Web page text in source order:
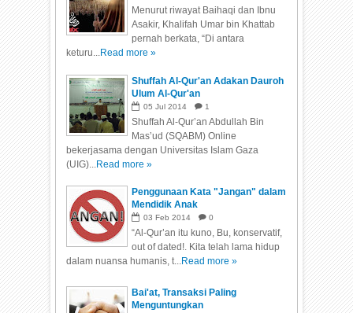
Menurut riwayat Baihaqi dan Ibnu
Asakir, Khalifah Umar bin Khattab
pernah berkata, “Di antara
keturu...Read more »
Shuffah Al-Qur'an Adakan Dauroh
Ulum Al-Qur'an
05 Jul 2014 1
Shuffah Al-Qur’an Abdullah Bin
Mas’ud (SQABM) Online
bekerjasama dengan Universitas Islam Gaza
(UIG)...Read more »
Penggunaan Kata "Jangan" dalam
Mendidik Anak
03 Feb 2014 0
“Al-Qur’an itu kuno, Bu, konservatif,
out of dated!. Kita telah lama hidup
dalam nuansa humanis, t...Read more »
Bai'at, Transaksi Paling
Menguntungkan